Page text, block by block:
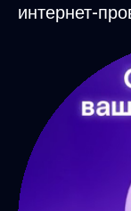
интернет-